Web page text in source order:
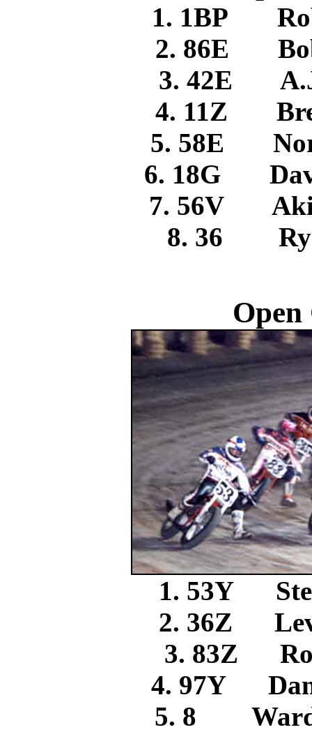
1. 1BP
2. 86E
3. 42E
4. 11Z
5. 58E
6. 18G
7. 56V
8. 36
Open
1. 53Y
2. 36Z
3. 83Z
4. 97Y
5. 8